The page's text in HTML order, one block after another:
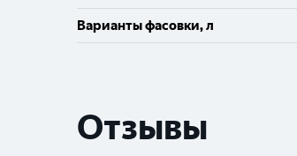
Варианты фасовки, л
Отзывы